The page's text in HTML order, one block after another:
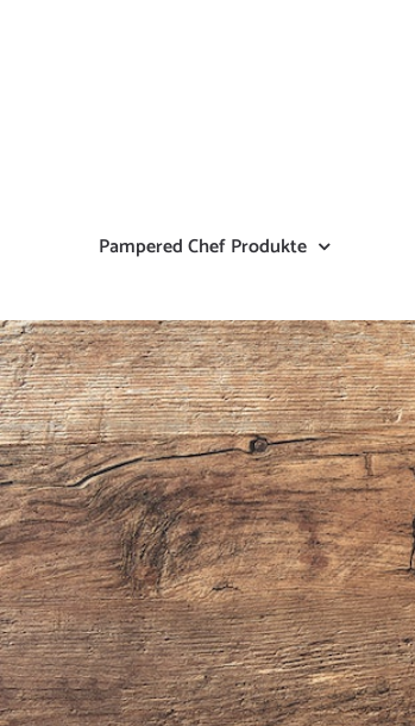
Pampered Chef Produkte